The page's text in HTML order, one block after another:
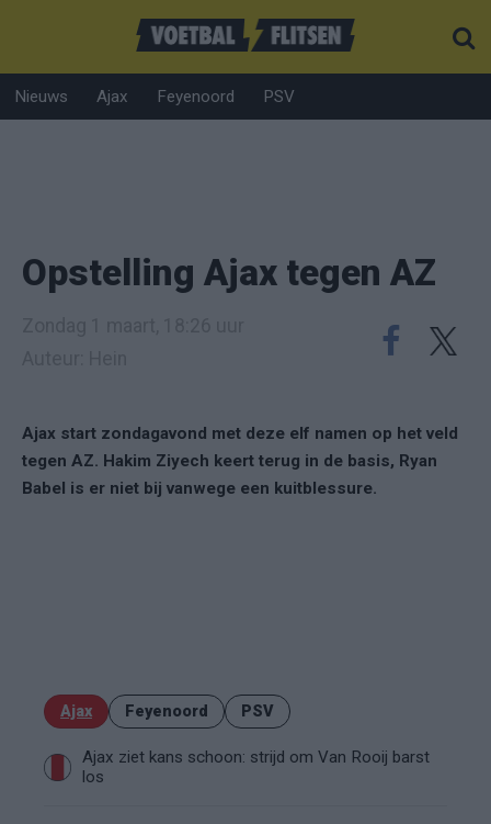
Nieuws Ajax Feyenoord PSV
Opstelling Ajax tegen AZ
Ajax start zondagavond met deze elf namen op het veld
tegen AZ. Hakim Ziyech keert terug in de basis, Ryan
Babel is er niet bij vanwege een kuitblessure.
Ajax Feyenoord PSV
Ajax ziet kans schoon: strijd om Van Rooij barst
los